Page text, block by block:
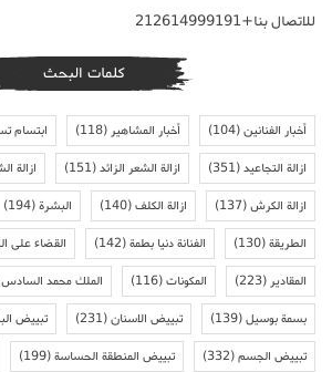
للاتصال بنا+212614999191
كلمات البحث
أخبار الفنانين(104) أخبار المشاهير(118) ابتسام
ازالة التجاعيد(351) ازالة الشعر الزائد(151) ازالة
ازالة الكرش(137) ازالة الكلف(140) البشرة(194)
الطريقة(130) الفنانة دنيا بطمة(142) القضاء على
المقادير(223) المكونات(116) الملك محمد السادس
بسمة بوسيل(139) تبييض الاسنان(231) تبييض
تبييض الجسم(332) تبييض المنطقة الحساسة(199)